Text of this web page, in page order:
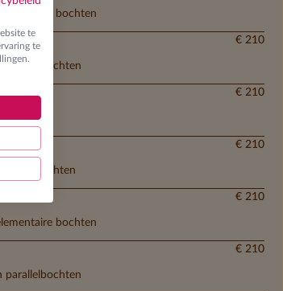
te
te
bochten
parallelbochten
€ 210
€ 210
ploegbochten
€ 210
bochten
€ 210
parallelbochten
€ 210